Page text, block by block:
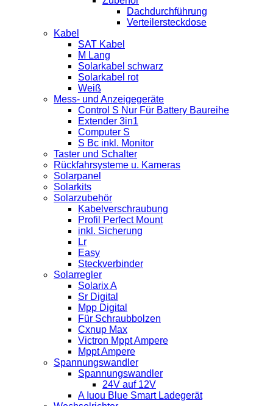
Dachdurchführung
Verteilersteckdose
Kabel
SAT Kabel
M Lang
Solarkabel schwarz
Solarkabel rot
Weiß
Mess- und Anzeigegeräte
Control S Nur Für Battery Baureihe
Extender 3in1
Computer S
S Bc inkl. Monitor
Taster und Schalter
Rückfahrsysteme u. Kameras
Solarpanel
Solarkits
Solarzubehör
Kabelverschraubung
Profil Perfect Mount
inkl. Sicherung
Lr
Easy
Steckverbinder
Solarregler
Solarix A
Sr Digital
Mpp Digital
Für Schraubbolzen
Cxnup Max
Victron Mppt Ampere
Mppt Ampere
Spannungswandler
Spannungswandler
24V auf 12V
A Iuou Blue Smart Ladegerät